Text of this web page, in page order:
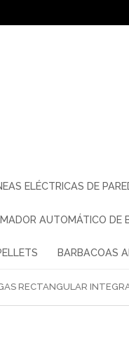
ELÉCTRICAS DE
AUTOMÁTICO DE
BARBACOAS
RECTANGULAR